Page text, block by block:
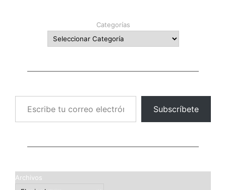
Categorías
Escribe tu correo electrónico…
Subscríbete
Archivos